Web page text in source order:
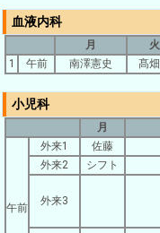
血液内科
月 火
1
午前 南澤憲史 髙
小児科
月
午前
外来1 佐藤
外来2
シフト
外来3